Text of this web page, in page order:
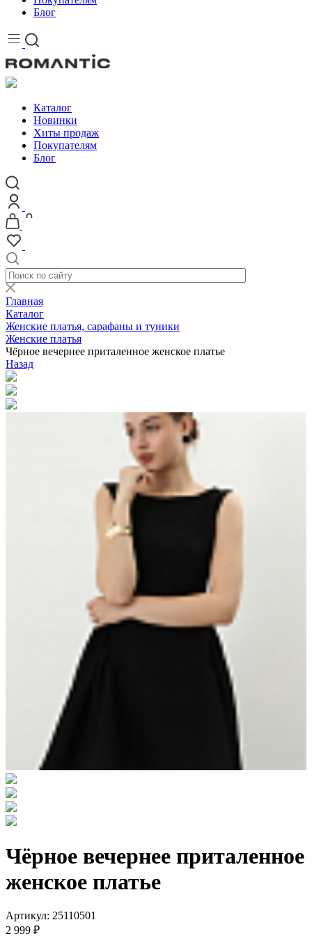
Блог
Каталог
Новинки
Хиты продаж
Покупателям
Блог
Главная
Каталог
Женские платья, сарафаны и туники
Женские платья
Чёрное вечернее приталенное женское платье
Назад
Чёрное вечернее приталенное
женское платье
Артикул: 25110501
2 999 ₽